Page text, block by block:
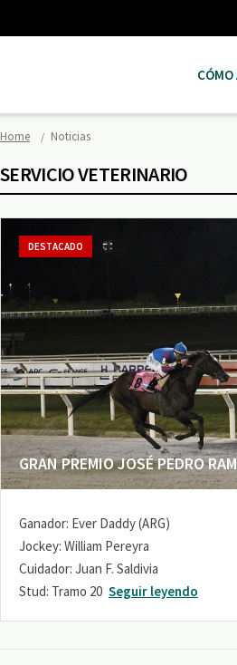
CÓMO
Home Noticias
SERVICIO VETERINARIO
GRAN PREMIO JOSÉ PEDRO
DESTACADO
Ganador: Ever Daddy (ARG)
Jockey: William Pereyra
Cuidador: Juan F. Saldivia
Stud: Tramo 20 Seguir leyendo